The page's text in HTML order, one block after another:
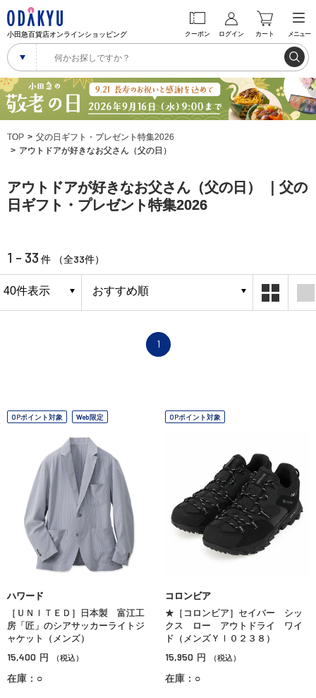
小田急百貨店オンラインショッピング クーポン ログイン カート メニュー
TOP
父の日ギフト・プレゼント特集2026
アウトドアが好きなお父さん（父の日）
アウトドアが好きなお父さん（父の日） ｜父の
日ギフト・プレゼント特集2026
1 - 33 件 （全33件）
1
OPポイント対象 Web限定
ハワード
［ＵＮＩＴＥＤ］日本製 富江工
房「匠」のシアサッカーライトジ
ャケット（メンズ）
15,400 円 （税込）
在庫：○
OPポイント対象
コロンビア
★［コロンビア］セイバー シッ
クス ロー アウトドライ ワイ
ド（メンズＹＩ０２３８）
15,950 円 （税込）
在庫：○